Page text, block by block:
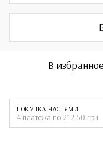
В избранное
ПОКУПКА ЧАСТЯМИ
4 платежа по 212.50 грн